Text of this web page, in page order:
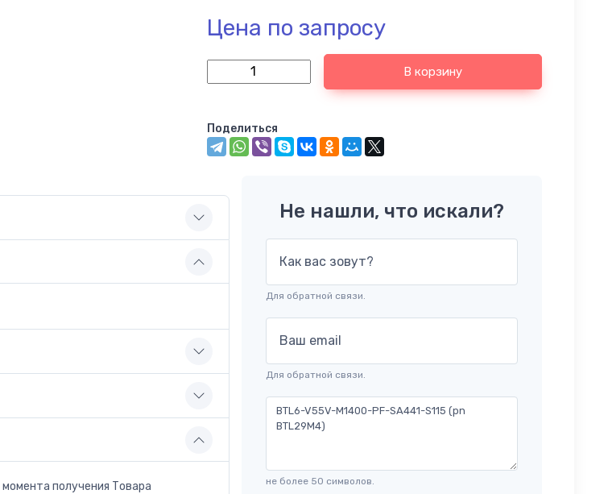
Цена по запросу
В корзину
Поделиться
получения Товара
Не нашли, что искали?
Как вас зовут?
Для обратной связи.
Ваш email
Для обратной связи.
не более 50 символов.